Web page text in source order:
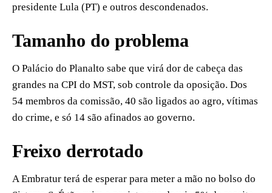
presidente Lula (PT) e outros descondenados.
Tamanho do problema
O Palácio do Planalto sabe que virá dor de cabeça das
grandes na CPI do MST, sob controle da oposição. Dos
54 membros da comissão, 40 são ligados ao agro, vítimas
do crime, e só 14 são afinados ao governo.
Freixo derrotado
A Embratur terá de esperar para meter a mão no bolso do